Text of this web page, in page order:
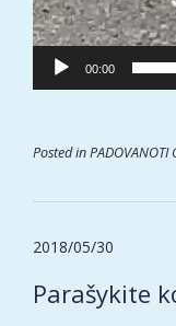
00:00
Posted inPADOVANOTI
Post
2018/05/30
Parašykite